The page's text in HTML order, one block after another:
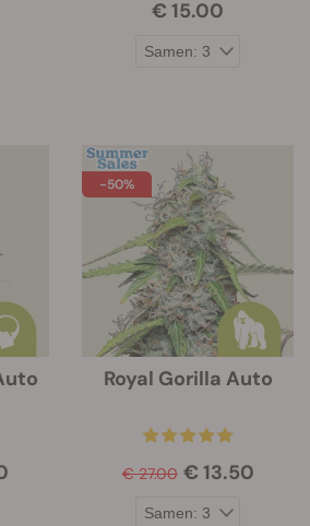
€ 15.00
-50%
Royal Gorilla Auto
€ 27.00 € 13.50